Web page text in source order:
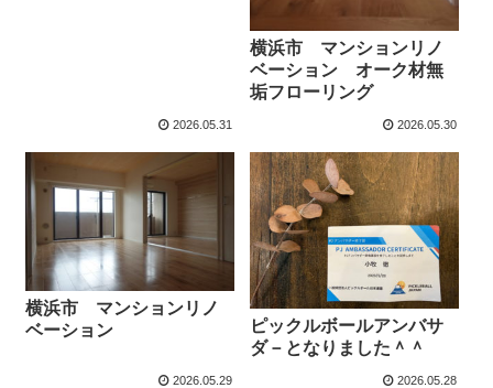
2026.05.31
横浜市 マンションリノ
ベーション オーク材無
垢フローリング
2026.05.30
横浜市 マンションリノ
ベーション
2026.05.29
ピックルボールアンバサ
ダ－となりました＾＾
2026.05.28